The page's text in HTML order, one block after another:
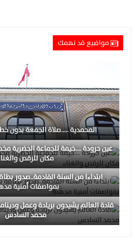
مواضيع قد تهمك
المحمدية …..صلاة الجمعة بدون
عين حرودة ….خيمة للجماعة الحضرية
مكان للرقص
ابتداءا من السنة القادمة..صدور
بمواصفات أمنية
قادة العالم يشيدون بريادة وعمل
محمد السادس